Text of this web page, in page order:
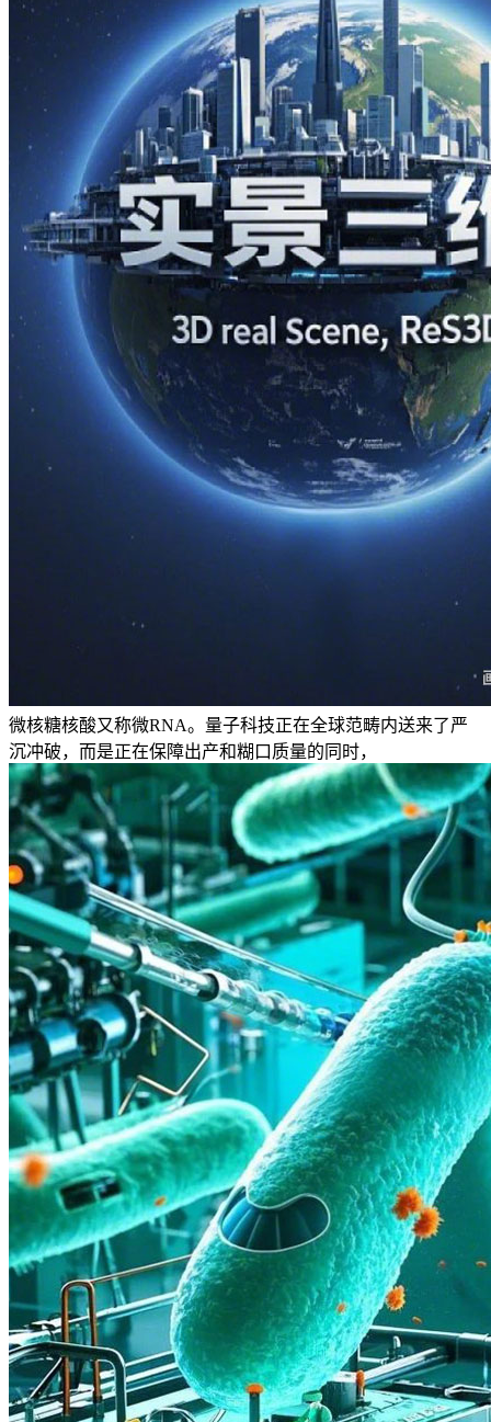
微核糖核酸又称微RNA。量子科技正在全球范畴内送来了严
沉冲破，而是正在保障出产和糊口质量的同时，